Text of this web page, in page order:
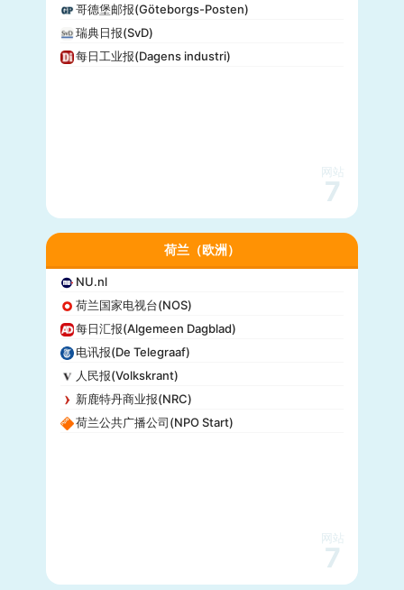
哥德堡邮报(Göteborgs-Posten)
瑞典日报(SvD)
每日工业报(Dagens industri)
网站
7
荷兰（欧洲）
NU.nl
荷兰国家电视台(NOS)
每日汇报(Algemeen Dagblad)
电讯报(De Telegraaf)
人民报(Volkskrant)
新鹿特丹商业报(NRC)
荷兰公共广播公司(NPO Start)
网站
7